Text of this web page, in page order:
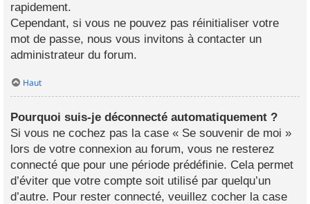
rapidement.
Cependant, si vous ne pouvez pas réinitialiser votre
mot de passe, nous vous invitons à contacter un
administrateur du forum.
Haut
Pourquoi suis-je déconnecté automatiquement ?
Si vous ne cochez pas la case « Se souvenir de moi »
lors de votre connexion au forum, vous ne resterez
connecté que pour une période prédéfinie. Cela permet
d’éviter que votre compte soit utilisé par quelqu’un
d’autre. Pour rester connecté, veuillez cocher la case